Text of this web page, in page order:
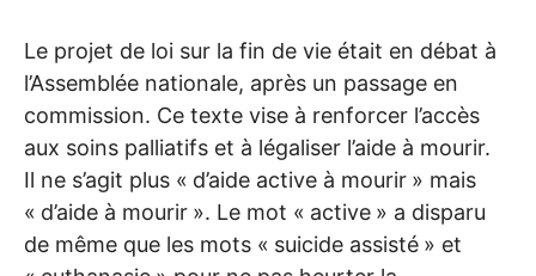
Le projet de loi sur la fin de vie était en débat à
l’Assemblée nationale, après un passage en
commission. Ce texte vise à renforcer l’accès
aux soins palliatifs et à légaliser l’aide à mourir.
Il ne s’agit plus « d’aide active à mourir » mais
« d’aide à mourir ». Le mot « active » a disparu
de même que les mots « suicide assisté » et